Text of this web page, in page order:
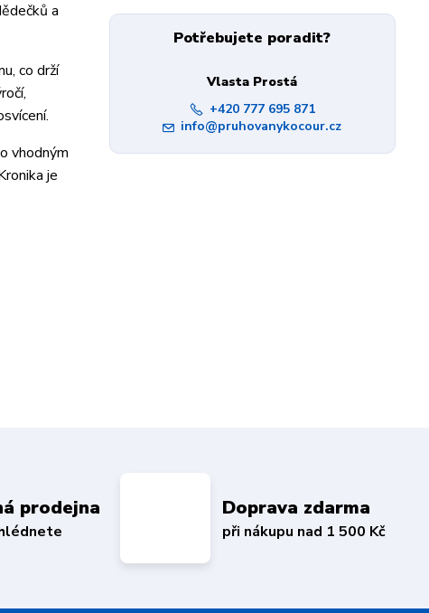
a
co drží
vhodným
je
Potřebujete poradit?
Vlasta Prostá
+420 777 695 871
info@pruhovanykocour.cz
prodejna Doprava zdarma
při nákupu nad 1 500 Kč